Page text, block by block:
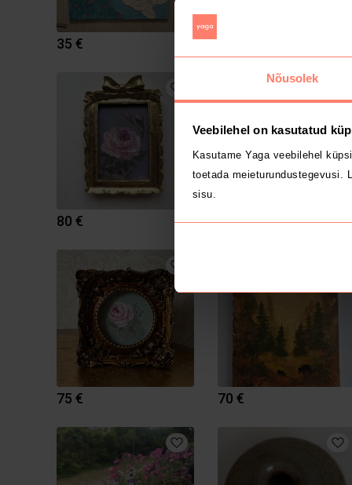
Nõusolek
Veebilehel on kasutatud
Kasutame Yaga veebilehel
toetada meieturundustegevusi.
sisu.
35 €
80 € 65 €
75 € 70 €